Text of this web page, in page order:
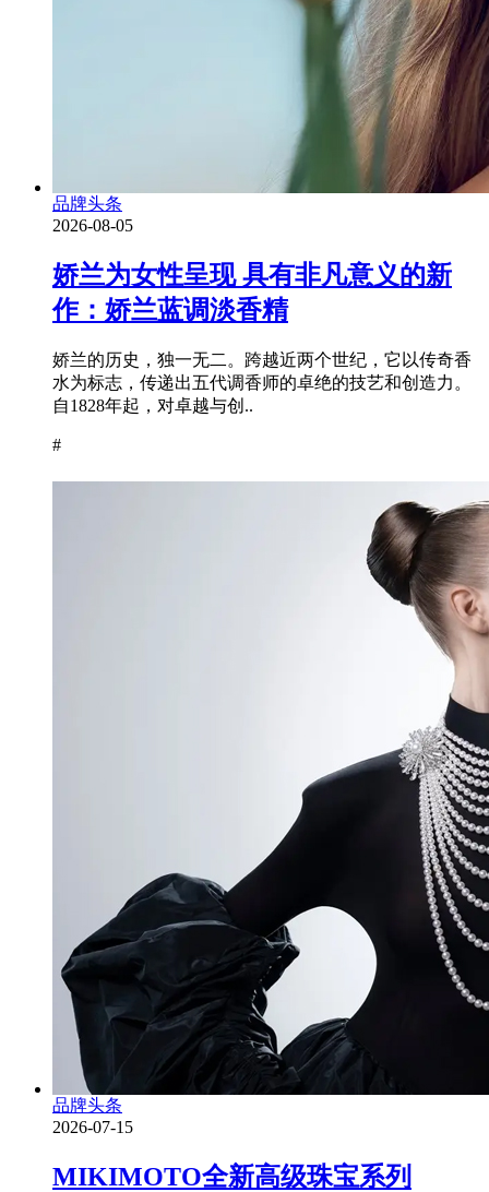
品牌头条
2026-08-05
娇兰为女性呈现 具有非凡意义的新
作：娇兰蓝调淡香精
娇兰的历史，独一无二。跨越近两个世纪，它以传奇香
水为标志，传递出五代调香师的卓绝的技艺和创造力。
自1828年起，对卓越与创..
#
品牌头条
2026-07-15
MIKIMOTO全新高级珠宝系列